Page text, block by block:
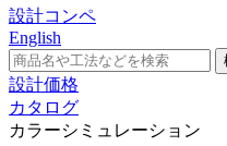
設計コンペ
English
設計価格
カタログ
カラーシミュレーション